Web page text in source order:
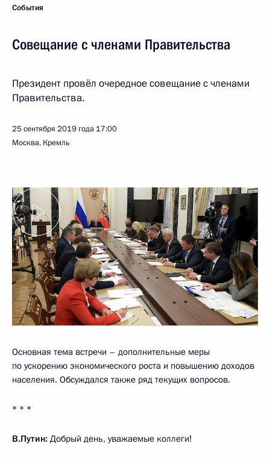
События
Совещание с членами Правительства
Президент провёл очередное совещание с членами
Правительства.
25 сентября 2019 года 17:00
Москва, Кремль
Основная тема встречи – дополнительные меры
по ускорению экономического роста и повышению доходов
населения. Обсуждался также ряд текущих вопросов.
* * *
В.Путин: Добрый день, уважаемые коллеги!